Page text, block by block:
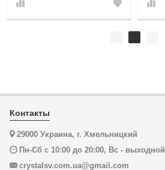
Контакты
29000 Украина, г. Хмельницкий
Пн-Сб с 10:00 до 20:00, Вс - выходной
crystalsv.com.ua@gmail.com